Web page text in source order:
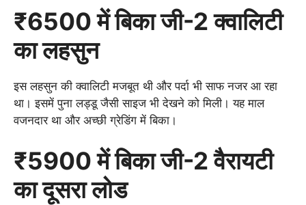
₹6500 में बिका जी-2 क्वालिटी
का लहसुन
इस लहसुन की क्वालिटी मजबूत थी और पर्दा भी साफ नजर आ रहा
था। इसमें पुना लड्डू जैसी साइज भी देखने को मिली। यह माल
वजनदार था और अच्छी ग्रेडिंग में बिका।
₹5900 में बिका जी-2 वैरायटी
का दूसरा लोड